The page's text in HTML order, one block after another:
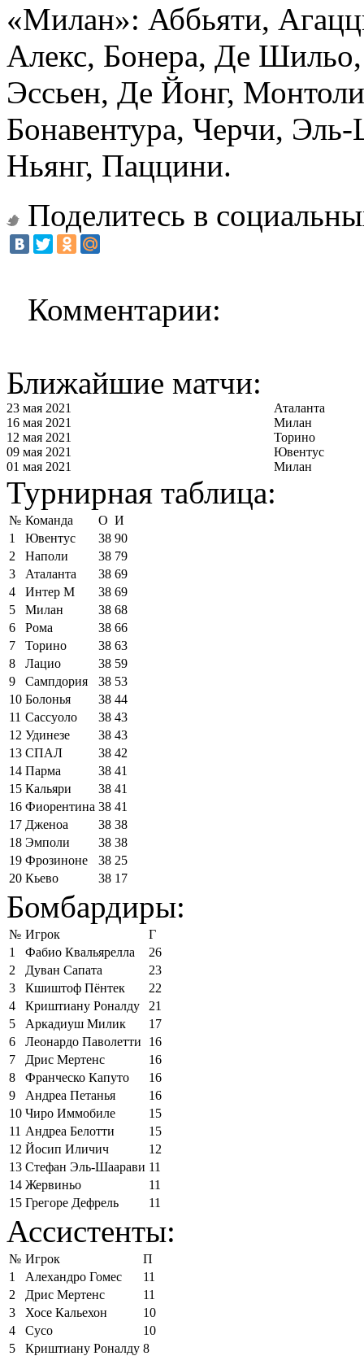
«Милан»: Аббьяти,
Алекс, Бонера, Де
Эссьен, Де Йонг,
Бонавентура, Черчи,
Ньянг, Паццини.
Поделитесь в
Комментарии:
Ближайшие матчи:
23 мая 2021
Аталанта
16 мая 2021
Милан
12 мая 2021
Торино
09 мая 2021
Ювентус
01 мая 2021
Милан
Турнирная таблица:
№ Команда О И
1
Ювентус 38 90
2
Наполи 38 79
3
Аталанта 38 69
4
Интер М 38 69
5
Милан 38 68
6
Рома 38 66
7
Торино 38 63
8
Лацио 38 59
9
Сампдория 38 53
10 Болонья 38 44
11 Сассуоло 38 43
12 Удинезе 38 43
13 СПАЛ 38 42
14 Парма 38 41
15 Кальяри 38 41
16 Фиорентина 38 41
17 Дженоа 38 38
18 Эмполи 38 38
19 Фрозиноне 38 25
20 Кьево 38 17
Бомбардиры:
№ Игрок
Г
1
Фабио Квальярелла
26
2
Дуван Сапата
23
3
Кшиштоф Пёнтек
22
4
Криштиану Роналду
21
5
Аркадиуш Милик
17
6
Леонардо Паволетти
16
7
Дрис Мертенс
16
8
Франческо Капуто
16
9
Андреа Петанья
16
10 Чиро Иммобиле
15
11 Андреа Белотти
15
12 Йосип Иличич
12
13 Стефан Эль-Шаарави 11
14 Жервиньо
11
15 Грегоре Дефрель 11
Ассистенты:
№ Игрок
П
1
Алехандро Гомес
11
2
Дрис Мертенс
11
3
Хосе Кальехон
10
4
Сусо
10
5
Криштиану Роналду 8